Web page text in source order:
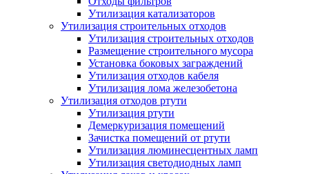
Утилизация катализаторов
Утилизация строительных отходов
Утилизация строительных отходов
Размещение строительного мусора
Установка боковых заграждений
Утилизация отходов кабеля
Утилизация лома железобетона
Утилизация отходов ртути
Утилизация ртути
Демеркуризация помещений
Зачистка помещений от ртути
Утилизация люминесцентных ламп
Утилизация светодиодных ламп